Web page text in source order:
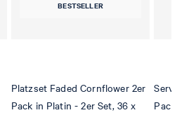
BESTSELLER
Platzset Faded Cornflower 2er
Pack in Platin - 2er Set, 36 x